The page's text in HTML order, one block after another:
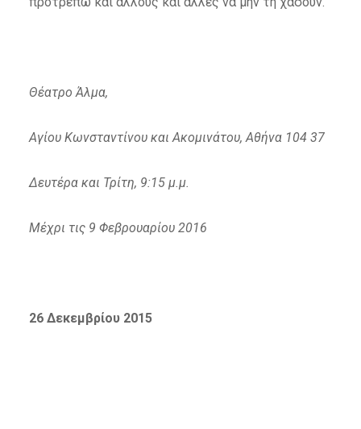
Θέατρο Άλμα,
Αγίου Κωνσταντίνου και Ακομινάτου, Αθήνα 104 37
Δευτέρα και Τρίτη, 9:15 μ.μ.
Μέχρι τις 9 Φεβρουαρίου 2016
26 Δεκεμβρίου 2015